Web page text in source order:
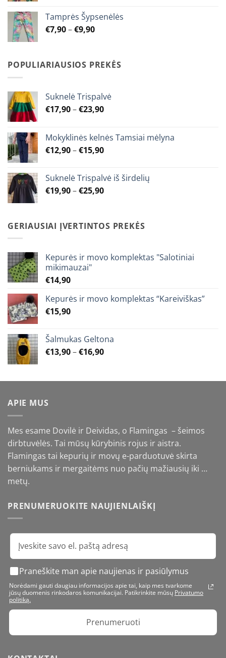
through
€9,90
Tamprės Šypsenėlės
€7,90–€9,90Price
through
€9,90
POPULIARIAUSIOS PREKĖS
Suknelė Trispalvė
€17,90–€23,90Price
through
€23,90
Mokyklinės kelnės Tamsiai mėlyna
€12,90–€15,90Price
through
€15,90
Suknelė Trispalvė iš širdelių
€19,90–€25,90Price
through
€25,90
GERIAUSIAI ĮVERTINTOS PREKĖS
Kepurės ir movo komplektas "Salotiniai
mikimauzai"
€14,90
Kepurės ir movo komplektas “Kareiviškas”
€15,90
Šalmukas Geltona
€13,90–€16,90Price
through
APIE MUS
Mes esame Dovilė ir Deividas, o Flamingas – šeimos
dirbtuvėlės. Tai mūsų kūrybinis rojus ir aistra.
Flamingas tai kepurių ir movų e-parduotuvė skirta
berniukams ir mergaitėms nuo pačių mažiausių iki …
metų.
PRENUMERUOKITE NAUJIENLAIŠKĮ
Praneškite man apie naujienas ir pasiūlymus
Norėdami gauti daugiau informacijos apie tai, kaip mes tvarkome
jūsų duomenis rinkodaros komunikacijai. Patikrinkite mūsų Privatumo
politiką.
Prenumeruoti